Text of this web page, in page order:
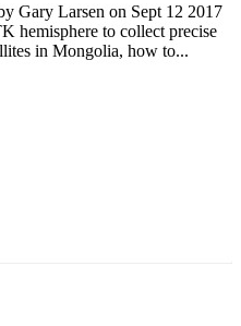
Gary Larsen on Sept 12 2017
hemisphere to collect precise
in Mongolia, how to...